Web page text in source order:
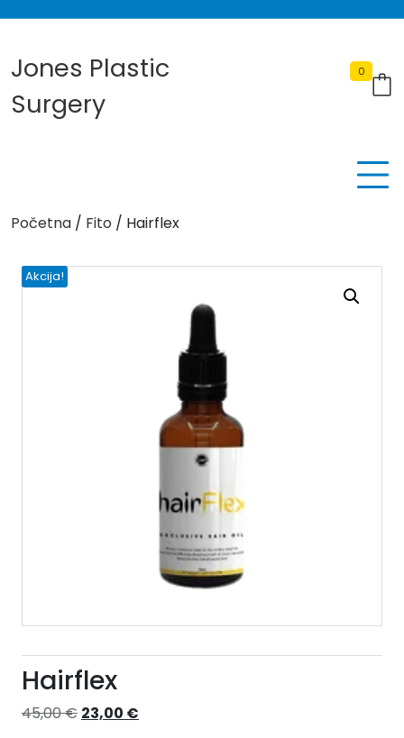
Jones Plastic
Surgery
0
Početna / Fito / Hairflex
Akcija!
Hairflex
45,00€ Izvorna
23,00 €